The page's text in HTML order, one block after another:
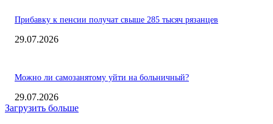
Прибавку к пенсии получат свыше 285 тысяч рязанцев
29.07.2026
Можно ли самозанятому уйти на больничный?
29.07.2026
Загрузить больше